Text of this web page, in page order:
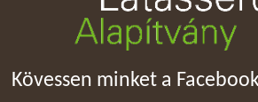
Kövessen minket a